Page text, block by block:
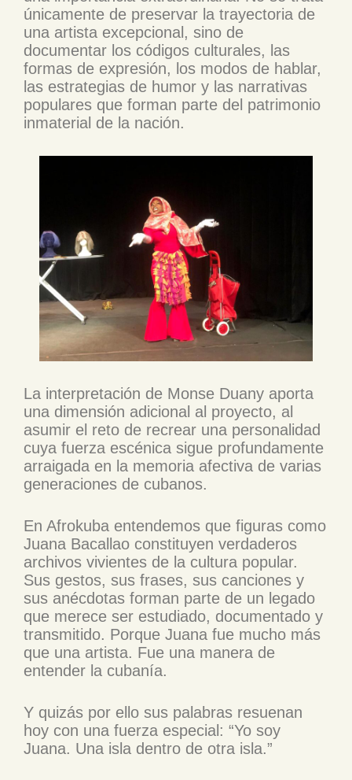
únicamente de preservar la trayectoria de
una artista excepcional, sino de
documentar los códigos culturales, las
formas de expresión, los modos de hablar,
las estrategias de humor y las narrativas
populares que forman parte del patrimonio
inmaterial de la nación.
La interpretación de Monse Duany aporta
una dimensión adicional al proyecto, al
asumir el reto de recrear una personalidad
cuya fuerza escénica sigue profundamente
arraigada en la memoria afectiva de varias
generaciones de cubanos.
En Afrokuba entendemos que figuras como
Juana Bacallao constituyen verdaderos
archivos vivientes de la cultura popular.
Sus gestos, sus frases, sus canciones y
sus anécdotas forman parte de un legado
que merece ser estudiado, documentado y
transmitido. Porque Juana fue mucho más
que una artista. Fue una manera de
entender la cubanía.
Y quizás por ello sus palabras resuenan
hoy con una fuerza especial: “Yo soy
Juana. Una isla dentro de otra isla.”